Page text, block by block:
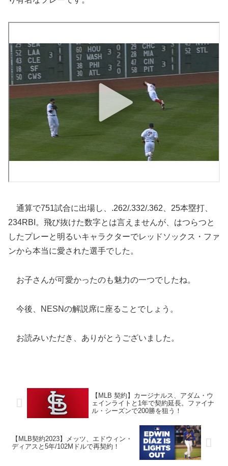
通算で751試合に出場し、.262/.332/.362、25本塁打、
234RBI。飛び抜けた数字とは言えませんが、はつらつと
したプレーと明るいキャラクターでレッドソックス・ファ
ンから本当に愛された選手でした。
お子さんが可愛かったのも魅力の一つでしたね。
今後、NESNの解説席に座ることでしょう。
お読みいただき、ありがとうございました。
【MLB 契約】カージナルス、アダム・ウ
ェインライトと1年で契約延長。ファイナ
ル・シーズンで200勝を狙う！
【MLB契約2023】メッツ、エドウィン・
ディアスと5年/102Mドルで再契約！